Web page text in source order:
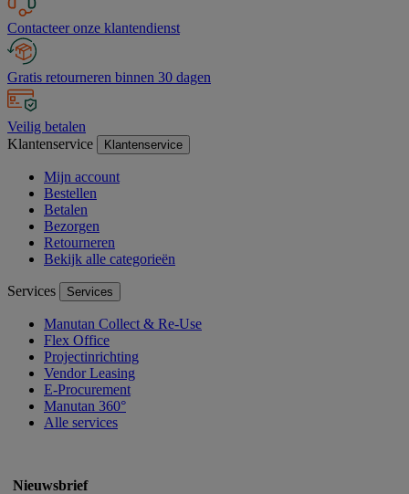
Contacteer onze klantendienst
Gratis retourneren binnen 30 dagen
Veilig betalen
Klantenservice
Klantenservice
Mijn account
Bestellen
Betalen
Bezorgen
Retourneren
Bekijk alle categorieën
Services Services
Manutan Collect & Re-Use
Flex Office
Projectinrichting
Vendor Leasing
E-Procurement
Manutan 360°
Alle services
Nieuwsbrief